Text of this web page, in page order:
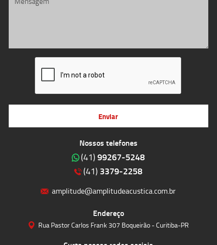
Nossos telefones
(41) 99267-5248
(41) 3379-2258
amplitude@amplitudeacustica.com.br
Endereço
Rua Pastor Carlos Frank 307 Boqueirão - Curitiba-PR
Enviar